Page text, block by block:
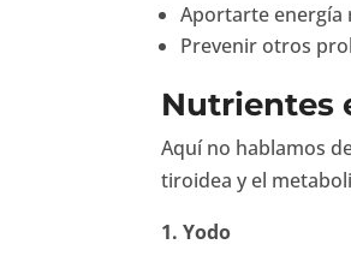
Aportarte energía
Prevenir otros
Nutrientes
Aquí no hablamos
tiroidea y el
1. Yodo